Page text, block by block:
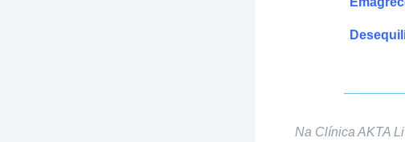
Na Clínica AKTA